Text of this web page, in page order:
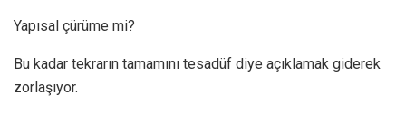
Yapısal çürüme mi?
Bu kadar tekrarın tamamını tesadüf diye açıklamak giderek
zorlaşıyor.